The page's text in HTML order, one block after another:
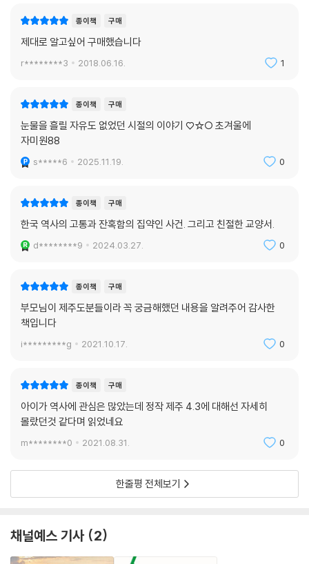
종이책 구매
제대로 알고싶어 구매했습니다
r********3 2018.06.16. 1
종이책 구매
눈물을 흘릴 자유도 없었던 시절의 이야기 ♡☆○ 초겨울에
자미원88
s*****6 2025.11.19. 0
종이책 구매
한국 역사의 고통과 잔혹함의 집약인 사건. 그리고 친절한 교양서.
d********9 2024.03.27. 0
종이책 구매
부모님이 제주도분들이라 꼭 궁금해했던 내용을 알려주어 감사한
책입니다
i*********g 2021.10.17. 0
종이책 구매
아이가 역사에 관심은 많았는데 정작 제주 4.3에 대해선 자세히
몰랐던것 같다며 읽었네요
m********0 2021.08.31. 0
한줄평 전체보기
채널예스 기사 2